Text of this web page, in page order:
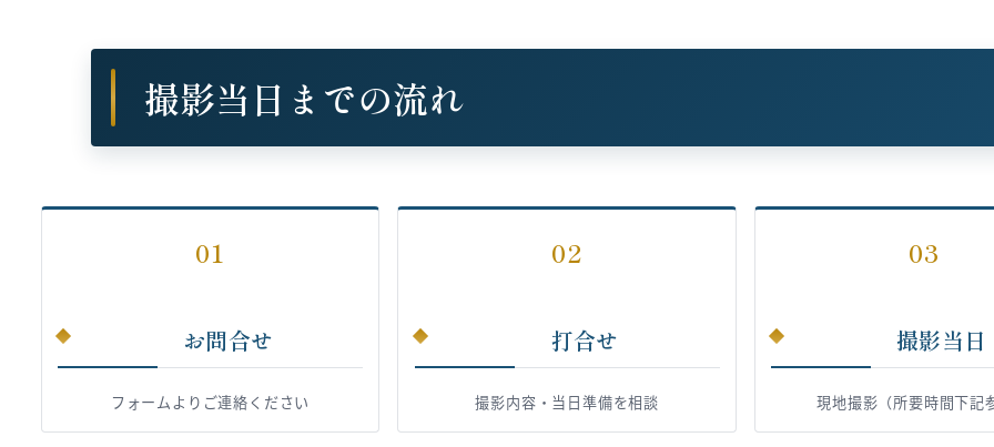
撮影当日までの流れ
01
お問合せ
フォームよりご連絡ください
02
打合せ
撮影内容・当日準備を相談
03
撮影当日
現地撮影（所要時間下記